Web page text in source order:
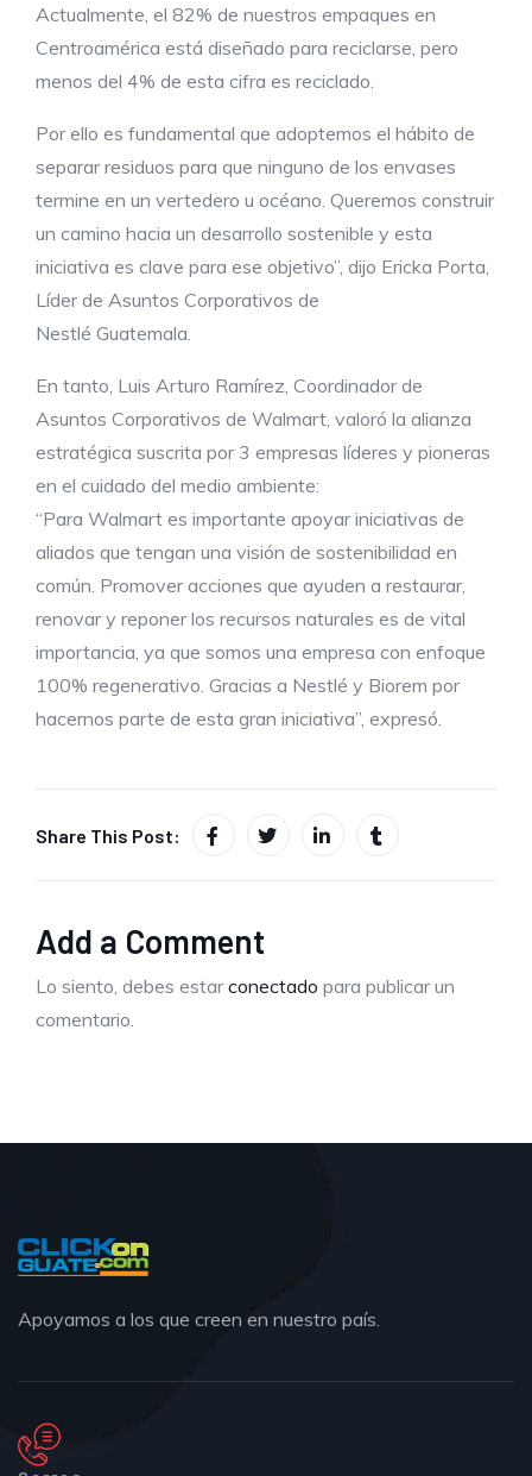
Actualmente, el 82% de nuestros empaques en
Centroamérica está diseñado para reciclarse, pero
menos del 4% de esta cifra es reciclado.
Por ello es fundamental que adoptemos el hábito de
separar residuos para que ninguno de los envases
termine en un vertedero u océano. Queremos construir
un camino hacia un desarrollo sostenible y esta
iniciativa es clave para ese objetivo”, dijo Ericka Porta,
Líder de Asuntos Corporativos de
Nestlé Guatemala.
En tanto, Luis Arturo Ramírez, Coordinador de
Asuntos Corporativos de Walmart, valoró la alianza
estratégica suscrita por 3 empresas líderes y pioneras
en el cuidado del medio ambiente:
“Para Walmart es importante apoyar iniciativas de
aliados que tengan una visión de sostenibilidad en
común. Promover acciones que ayuden a restaurar,
renovar y reponer los recursos naturales es de vital
importancia, ya que somos una empresa con enfoque
100% regenerativo. Gracias a Nestlé y Biorem por
hacernos parte de esta gran iniciativa”, expresó.
Share This Post:
Add a Comment
Lo siento, debes estarconectado para publicar un
comentario.
Apoyamos a los que creen en nuestro país.